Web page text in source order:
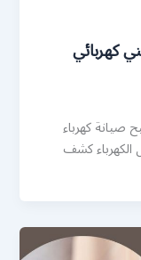
/ 66191325 / فني كهربائي
صيانة كهرباء
اعطال الكهرباء كشف